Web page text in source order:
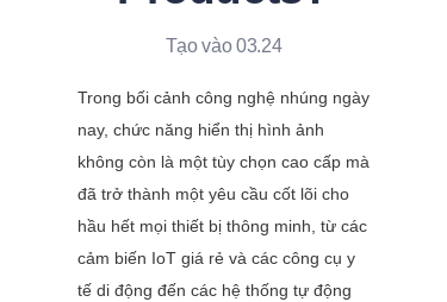
Tạo vào 03.24
Trong bối cảnh công nghệ nhúng ngày
nay, chức năng hiển thị hình ảnh
không còn là một tùy chọn cao cấp mà
đã trở thành một yêu cầu cốt lõi cho
hầu hết mọi thiết bị thông minh, từ các
cảm biến IoT giá rẻ và các công cụ y
tế di động đến các hệ thống tự động